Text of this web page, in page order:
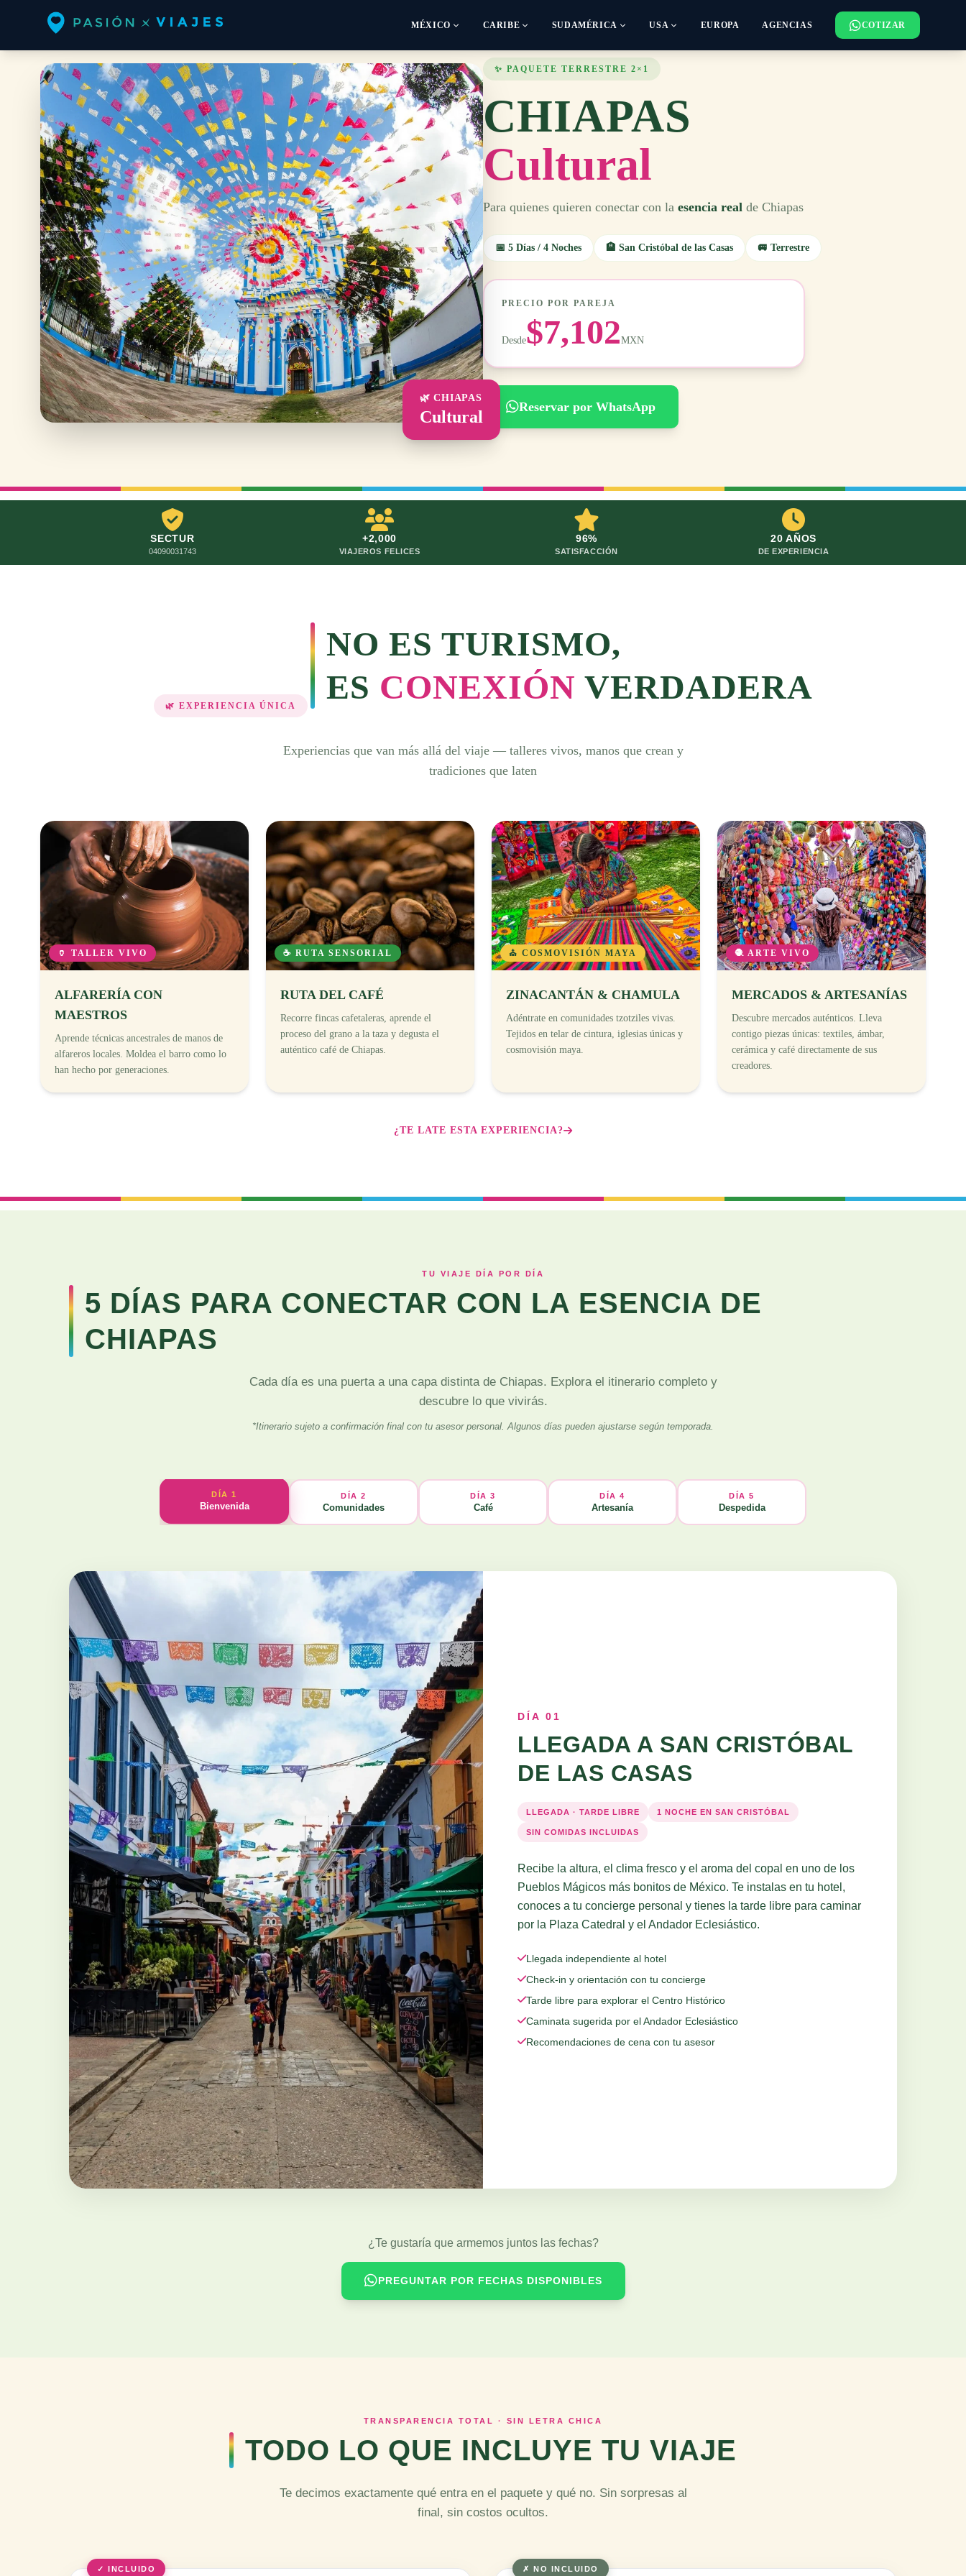
MÉXICO CARIBE SUDAMÉRICA USA EUROPA AGENCIAS COTIZAR
🌿 CHIAPAS
Cultural
✨ PAQUETE TERRESTRE 2×1
CHIAPAS
Cultural
Para quienes quieren conectar con la esencia real de Chiapas
📅 5 Días / 4 Noches 🏨 San Cristóbal de las Casas 🚐 Terrestre
PRECIO POR PAREJA
Desde$7,102MXN
Reservar por WhatsApp
SECTUR
04090031743
+2,000
VIAJEROS FELICES
96%
SATISFACCIÓN
20 AÑOS
DE EXPERIENCIA
🌿 EXPERIENCIA ÚNICA
NO ES TURISMO,
ES CONEXIÓN VERDADERA
Experiencias que van más allá del viaje — talleres vivos, manos que crean y
tradiciones que laten
🏺 TALLER VIVO
ALFARERÍA CON
MAESTROS
Aprende técnicas ancestrales de manos de
alfareros locales. Moldea el barro como lo
han hecho por generaciones.
☕ RUTA SENSORIAL
RUTA DEL CAFÉ
Recorre fincas cafetaleras, aprende el
proceso del grano a la taza y degusta el
auténtico café de Chiapas.
⛪ COSMOVISIÓN MAYA
ZINACANTÁN & CHAMULA
Adéntrate en comunidades tzotziles vivas.
Tejidos en telar de cintura, iglesias únicas y
cosmovisión maya.
🧶 ARTE VIVO
MERCADOS & ARTESANÍAS
Descubre mercados auténticos. Lleva
contigo piezas únicas: textiles, ámbar,
cerámica y café directamente de sus
creadores.
¿TE LATE ESTA EXPERIENCIA?
TU VIAJE DÍA POR DÍA
5 DÍAS PARA CONECTAR CON LA ESENCIA DE
CHIAPAS
Cada día es una puerta a una capa distinta de Chiapas. Explora el itinerario completo y
descubre lo que vivirás.
*Itinerario sujeto a confirmación final con tu asesor personal. Algunos días pueden ajustarse según temporada.
DÍA 1
Bienvenida
DÍA 2
Comunidades
DÍA 3
Café
DÍA 4
Artesanía
DÍA 5
Despedida
DÍA 01
LLEGADA A SAN CRISTÓBAL
DE LAS CASAS
LLEGADA · TARDE LIBRE 1 NOCHE EN SAN CRISTÓBAL
SIN COMIDAS INCLUIDAS
Recibe la altura, el clima fresco y el aroma del copal en uno de los
Pueblos Mágicos más bonitos de México. Te instalas en tu hotel,
conoces a tu concierge personal y tienes la tarde libre para caminar
por la Plaza Catedral y el Andador Eclesiástico.
Llegada independiente al hotel
Check-in y orientación con tu concierge
Tarde libre para explorar el Centro Histórico
Caminata sugerida por el Andador Eclesiástico
Recomendaciones de cena con tu asesor
¿Te gustaría que armemos juntos las fechas?
PREGUNTAR POR FECHAS DISPONIBLES
TRANSPARENCIA TOTAL · SIN LETRA CHICA
TODO LO QUE INCLUYE TU VIAJE
Te decimos exactamente qué entra en el paquete y qué no. Sin sorpresas al
final, sin costos ocultos.
✓ INCLUIDO ✗ NO INCLUIDO